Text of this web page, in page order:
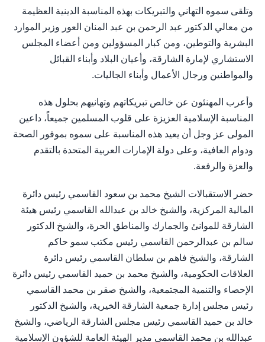
وتلقى سموه التهاني والتبريكات بهذه المناسبة الدينية العظيمة
من معالي الدكتور عبد الرحمن بن عبد المنان العور وزير الموارد
البشرية والتوطين، ومن كبار المسؤولين ومن أعضاء المجلس
الاستشاري لإمارة الشارقة، وأعيان البلاد وأبناء القبائل
والمواطنين ورجال الأعمال وأبناء الجاليات.
وأعرب المهنئون عن خالص تبريكاتهم وتهانيهم بحلول هذه
المناسبة الإسلامية العزيزة على قلوب المسلمين جميعاً، داعين
المولى عز وجل أن يعيد هذه المناسبة على سموه بموفور الصحة
ودوام العافية، وعلى دولة الإمارات العربية المتحدة بالتقدم
والعزة والرفعة.
حضر الاستقبالات الشيخ محمد بن سعود القاسمي رئيس دائرة
المالية المركزية، والشيخ خالد بن عبدالله القاسمي رئيس هيئة
الشارقة للموانئ والجمارك والمناطق الحرة، والشيخ الدكتور
سالم بن عبدالرحمن القاسمي رئيس مكتب سمو حاكم
الشارقة، والشيخ فاهم بن سلطان القاسمي رئيس دائرة
العلاقات الحكومية، والشيخ محمد بن حميد القاسمي رئيس دائرة
الإحصاء والتنمية المجتمعية، والشيخ صقر بن محمد القاسمي
رئيس مجلس إدارة جمعية الشارقة الخيرية، والشيخ الدكتور
خالد بن حميد القاسمي رئيس مجلس الشارقة الرياضي، والشيخ
عبدالله بن محمد القاسمي مدير الهيئة العامة للشؤون الإسلامية